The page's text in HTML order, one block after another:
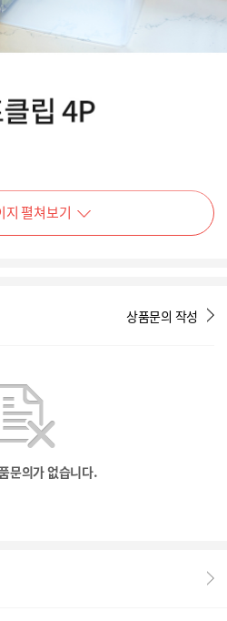
지 펼쳐보기
상품문의 작성
문의가 없습니다.